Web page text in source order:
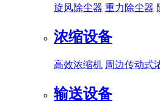
旋风除尘器 重力除尘器
浓缩设备
高效浓缩机 周边传动式
输送设备